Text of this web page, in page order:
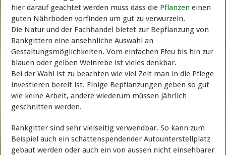
hier darauf geachtet werden muss dass die Pflanzen einen
guten Nährboden vorfinden um gut zu verwurzeln.
Die Natur und der Fachhandel bietet zur Bepflanzung von
Rankgittern eine ansehnliche Auswahl an
Gestaltungsmöglichkeiten. Vom einfachen Efeu bis hin zur
blauen oder gelben Weinrebe ist vieles denkbar.
Bei der Wahl ist zu beachten wie viel Zeit man in die Pflege
investieren bereit ist. Einige Bepflanzungen geben so gut
wie keine Arbeit, andere wiederum müssen jährlich
geschnitten werden.
Rankgitter sind sehr vielseitig verwendbar. So kann zum
Beispiel auch ein schattenspendender Autounterstellplatz
gebaut werden oder auch ein von aussen nicht einsehbarer